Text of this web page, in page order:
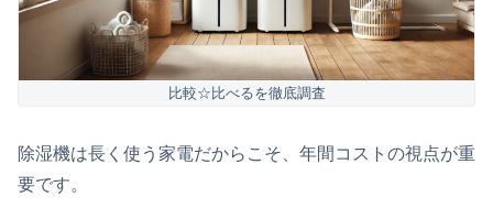
比較☆比べるを徹底調査
除湿機は長く使う家電だからこそ、年間コストの視点が重
要です。